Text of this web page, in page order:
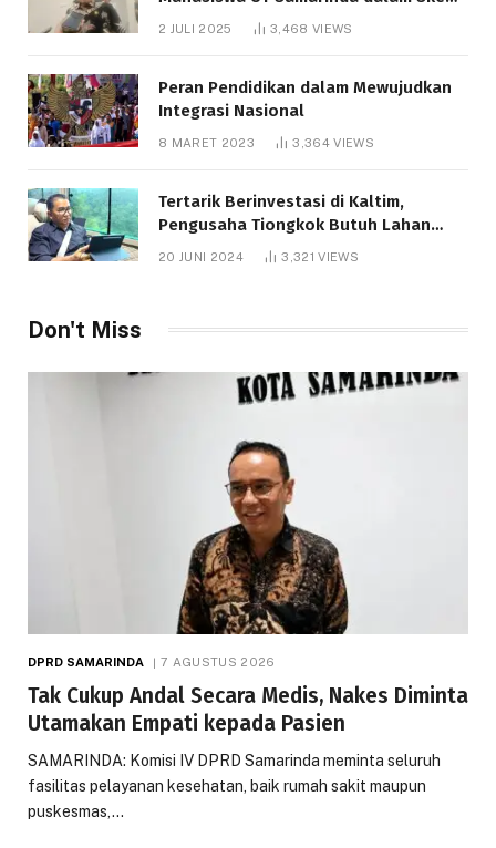
Bantuan Pendidikan Gratispol
2 JULI 2025 3,468 VIEWS
Peran Pendidikan dalam Mewujudkan
Integrasi Nasional
8 MARET 2023 3,364VIEWS
Tertarik Berinvestasi di Kaltim,
Pengusaha Tiongkok Butuh Lahan
1.000 Hektare
20 JUNI 2024 3,321VIEWS
Don't Miss
DPRD SAMARINDA 7 AGUSTUS 2026
Tak Cukup Andal Secara Medis, Nakes Diminta
Utamakan Empati kepada Pasien
SAMARINDA: Komisi IV DPRD Samarinda meminta seluruh
fasilitas pelayanan kesehatan, baik rumah sakit maupun
puskesmas,…